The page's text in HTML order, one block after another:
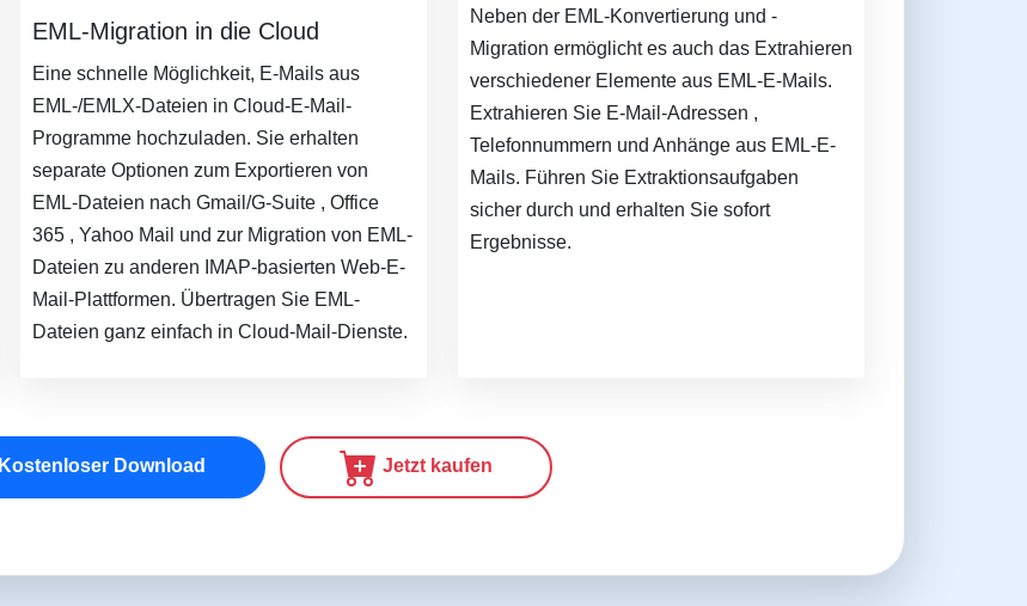
EML-Migration in die Cloud
Eine schnelle Möglichkeit, E-Mails aus
EML-/EMLX-Dateien in Cloud-E-Mail-
Programme hochzuladen. Sie erhalten
separate Optionen zum Exportieren von
EML-Dateien nach Gmail/G-Suite , Office
365 , Yahoo Mail und zur Migration von EML-
Dateien zu anderen IMAP-basierten Web-E-
Mail-Plattformen. Übertragen Sie EML-
Dateien ganz einfach in Cloud-Mail-Dienste.
Neben der EML-Konvertierung und -
Migration ermöglicht es auch das Extrahieren
verschiedener Elemente aus EML-E-Mails.
Extrahieren Sie E-Mail-Adressen ,
Telefonnummern und Anhänge aus EML-E-
Mails. Führen Sie Extraktionsaufgaben
sicher durch und erhalten Sie sofort
Ergebnisse.
Kostenloser Download Jetzt kaufen